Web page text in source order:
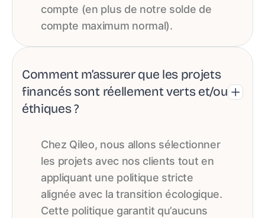
compte (en plus de notre solde de
compte maximum normal).
Comment m’assurer que les projets
financés sont réellement verts et/ou
éthiques ?
Chez Qileo, nous allons sélectionner
les projets avec nos clients tout en
appliquant une politique stricte
alignée avec la transition écologique.
Cette politique garantit qu’aucuns